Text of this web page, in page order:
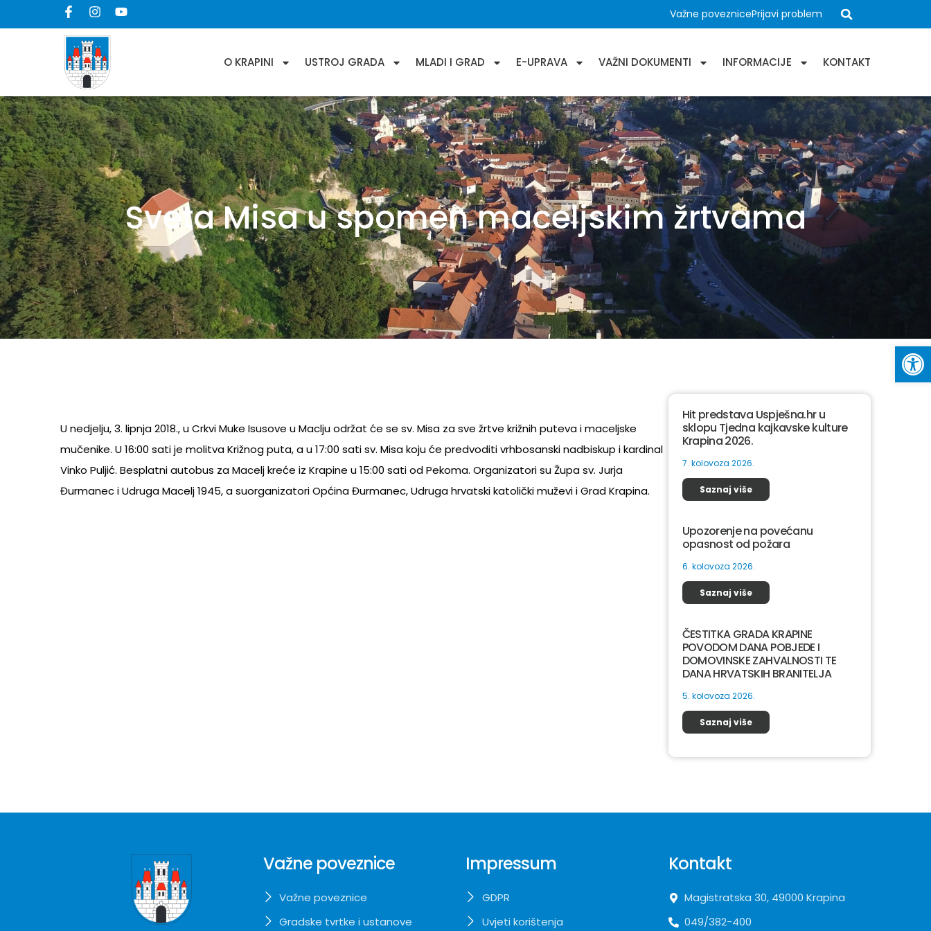
Važne poveznicePrijavi problem
O KRAPINI USTROJ GRADA MLADI I GRAD E-UPRAVA VAŽNI DOKUMENTI INFORMACIJE KONTAKT
Sveta Misa u spomen maceljskim žrtvama
U nedjelju, 3. lipnja 2018., u Crkvi Muke Isusove u Maclju održat će se sv. Misa za sve žrtve križnih puteva i maceljske
mučenike. U 16:00 sati je molitva Križnog puta, a u 17:00 sati sv. Misa koju će predvoditi vrhbosanski nadbiskup i kardinal
Vinko Puljić. Besplatni autobus za Macelj kreće iz Krapine u 15:00 sati od Pekoma. Organizatori su Župa sv. Jurja
Đurmanec i Udruga Macelj 1945, a suorganizatori Općina Đurmanec, Udruga hrvatski katolički muževi i Grad Krapina.
Hit predstava Uspješna.hr u
sklopu Tjedna kajkavske kulture
Krapina 2026.
7. kolovoza 2026.
Saznaj više
Upozorenje na povećanu
opasnost od požara
6. kolovoza 2026.
Saznaj više
ČESTITKA GRADA KRAPINE
POVODOM DANA POBJEDE I
DOMOVINSKE ZAHVALNOSTI TE
DANA HRVATSKIH BRANITELJA
5. kolovoza 2026.
Saznaj više
Važne poveznice
Važne poveznice
Gradske tvrtke i ustanove
Impressum
GDPR
Uvjeti korištenja
Kontakt
Magistratska 30, 49000 Krapina
049/382-400